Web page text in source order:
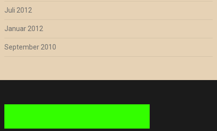
Juli 2012
Januar 2012
September 2010